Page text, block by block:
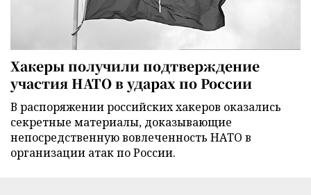
Хакеры получили подтверждение
участия НАТО в ударах по России
В распоряжении российских хакеров оказались
секретные материалы, доказывающие
непосредственную вовлеченность НАТО в
организации атак по России.